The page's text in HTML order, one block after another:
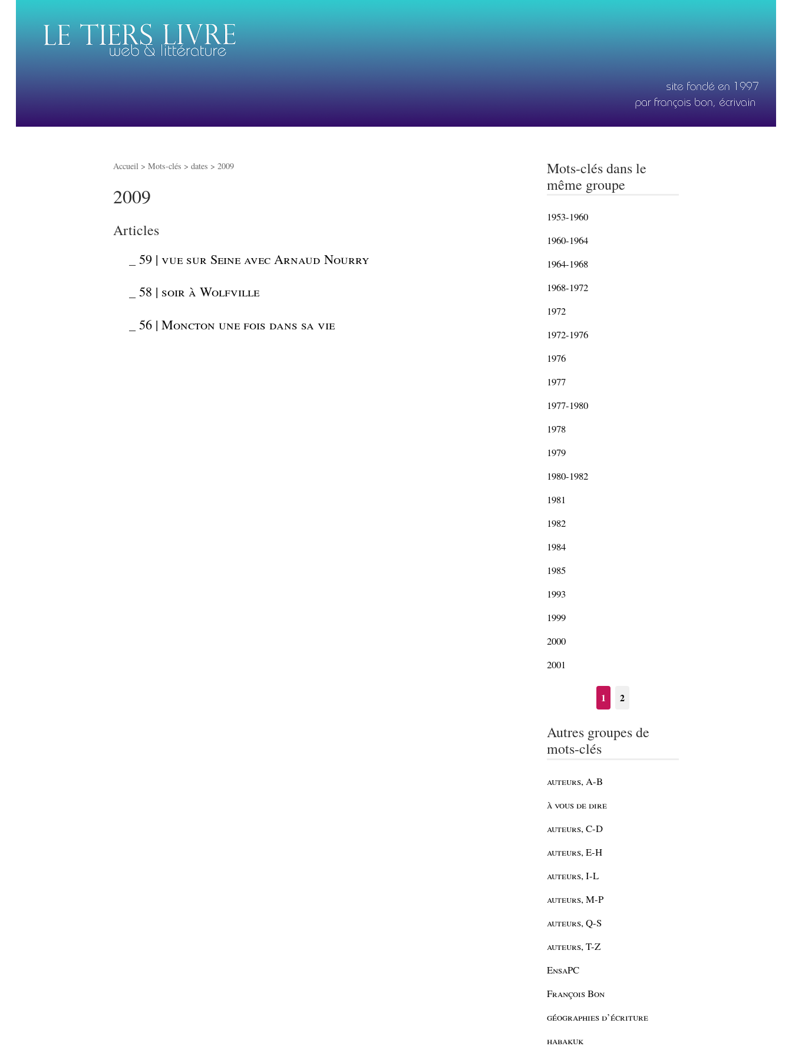
Accueil > Mots-clés > dates > 2009
2009
Articles
59 | vue sur Seine avec Arnaud Nourry
58 | soir à Wolfville
56 | Moncton une fois dans sa vie
Mots-clés dans le
même groupe
1953-1960
1960-1964
1964-1968
1968-1972
1972
1972-1976
1976
1977
1977-1980
1978
1979
1980-1982
1981
1982
1984
1985
1993
1999
2000
2001
1 2
Autres groupes de
mots-clés
auteurs, A-B
à vous de dire
auteurs, C-D
auteurs, E-H
auteurs, I-L
auteurs, M-P
auteurs, Q-S
auteurs, T-Z
EnsaPC
François Bon
géographies d’écriture
habakuk